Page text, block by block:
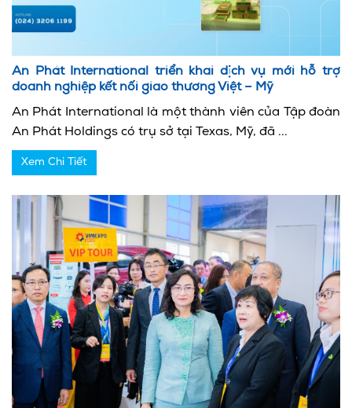
An Phát International triển khai dịch vụ mới hỗ trợ
doanh nghiệp kết nối giao thương Việt – Mỹ
An Phát International là một thành viên của Tập đoàn
An Phát Holdings có trụ sở tại Texas, Mỹ, đã ...
Xem Chi Tiết